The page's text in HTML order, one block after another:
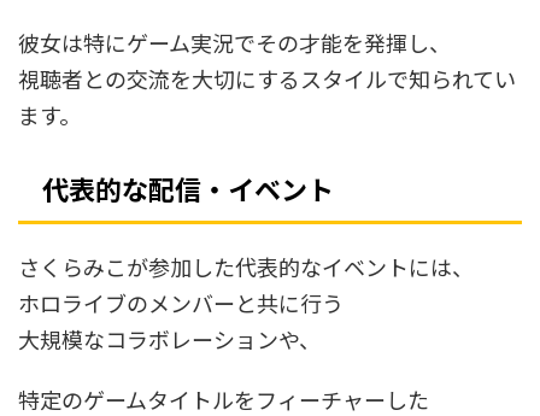
彼女は特にゲーム実況でその才能を発揮し、
視聴者との交流を大切にするスタイルで知られてい
ます。
代表的な配信・イベント
さくらみこが参加した代表的なイベントには、
ホロライブのメンバーと共に行う
大規模なコラボレーションや、
特定のゲームタイトルをフィーチャーした